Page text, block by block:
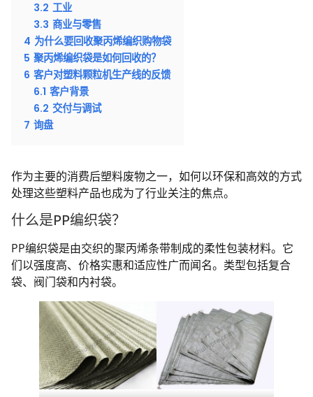
3.2 工业
3.3 商业与零售
4 为什么要回收聚丙烯编织购物袋
5 聚丙烯编织袋是如何回收的？
6 客户对塑料颗粒机生产线的反馈
6.1 客户背景
6.2 交付与调试
7 询盘
作为主要的消费后塑料废物之一，如何以环保和高效的方式
处理这些塑料产品也成为了行业关注的焦点。
什么是PP编织袋？
PP编织袋是由交织的聚丙烯条带制成的柔性包装材料。它
们以强度高、价格实惠和适应性广而闻名。类型包括复合
袋、阀门袋和内衬袋。